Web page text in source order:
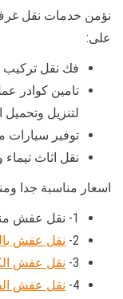
نؤمن خدمات نقل
على:
فك نقل
تامين كوادر
لتنزيل وتحميل
توفير سيارات
نقل اثاث تيماء
اسعار مناسبة جدا
1- نقل عفش منطقة تيماء
2- نقل عفش
3- نقل عفش
4- نقل عفش